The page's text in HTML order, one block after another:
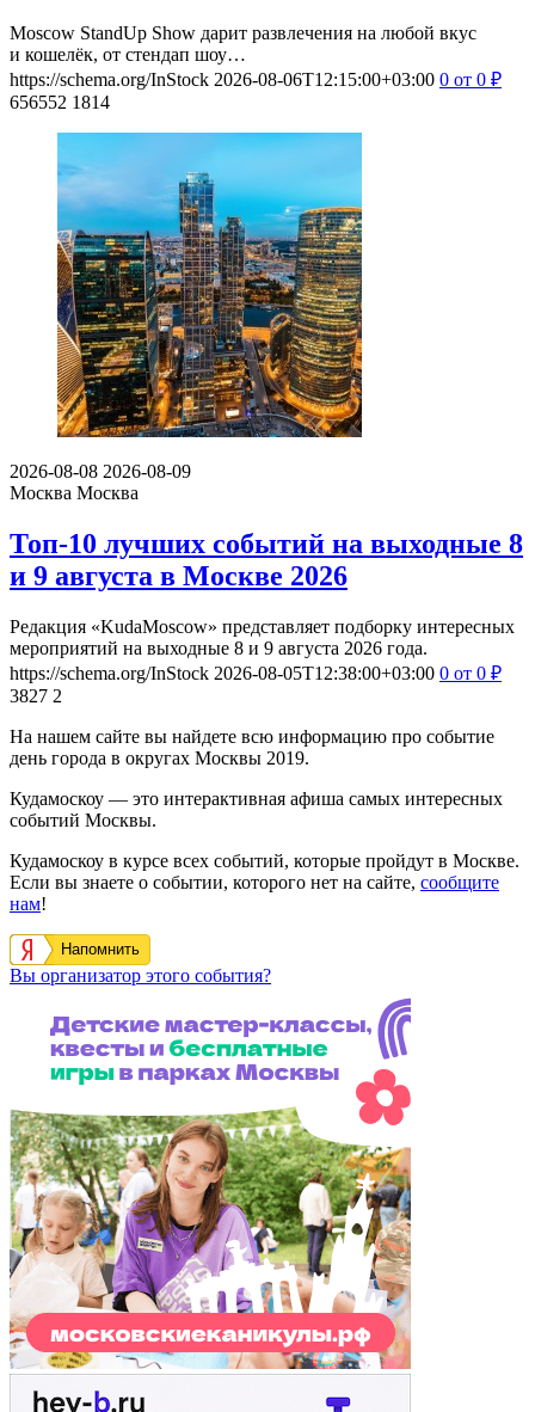
Moscow StandUp Show дарит развлечения на любой вкус
и кошелёк, от стендап шоу…
https://schema.org/InStock 2026-08-06T12:15:00+03:00 0 от 0 ₽
656552 1814
2026-08-08 2026-08-09
Москва Москва
Топ-10 лучших событий на выходные 8
и 9 августа в Москве 2026
Редакция «KudaMoscow» представляет подборку интересных
мероприятий на выходные 8 и 9 августа 2026 года.
https://schema.org/InStock 2026-08-05T12:38:00+03:00 0 от 0 ₽
3827 2
На нашем сайте вы найдете всю информацию про событие
день города в округах Москвы 2019.
Кудамоскоу — это интерактивная афиша самых интересных
событий Москвы.
Кудамоскоу в курсе всех событий, которые пройдут в Москве.
Если вы знаете о событии, которого нет на сайте, сообщите
нам!
Напомнить
Вы организатор этого события?